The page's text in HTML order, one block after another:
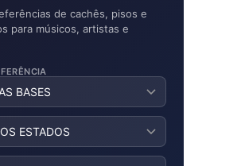
de cachês, pisos e
para músicos, artistas e